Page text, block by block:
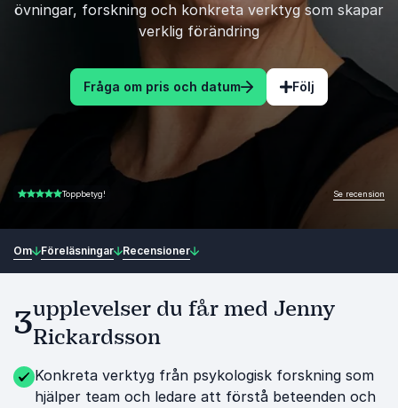
övningar, forskning och konkreta verktyg som skapar
verklig förändring
Fråga om pris och datum Följ
5.00 av 5 Toppbetyg! Se recension
Om Föreläsningar Recensioner
3upplevelser du får med Jenny
Rickardsson
Konkreta verktyg från psykologisk forskning som
hjälper team och ledare att förstå beteenden och